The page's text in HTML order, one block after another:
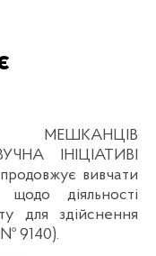
ІНІЦІАТИВІ
вивчати
діяльності
для здійснення
№ 9140).